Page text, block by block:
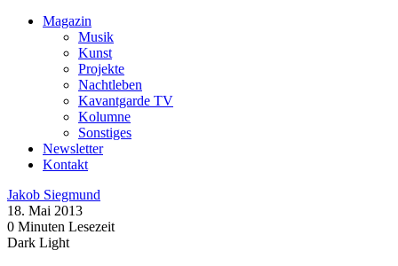
Magazin
Musik
Kunst
Projekte
Nachtleben
Kavantgarde TV
Kolumne
Sonstiges
Newsletter
Kontakt
Jakob Siegmund
18. Mai 2013
0 Minuten Lesezeit
Dark Light